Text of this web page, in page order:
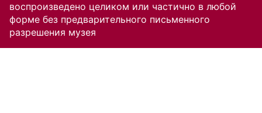
воспроизведено целиком или частично в любой
форме без предварительного письменного
разрешения музея